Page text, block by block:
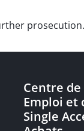
prosecution.
Centre
Emploi et
Single